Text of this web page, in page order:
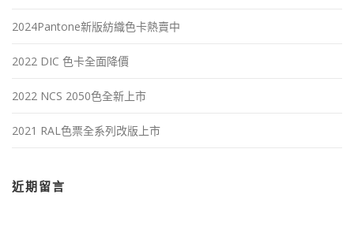
2024Pantone新版紡織色卡熱賣中
2022 DIC 色卡全面降價
2022 NCS 2050色全新上市
2021 RAL色票全系列改版上市
近期留言